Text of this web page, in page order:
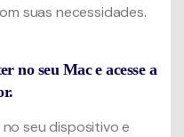
suas necessidades.
no seu Mac e acesse a
seu dispositivo e